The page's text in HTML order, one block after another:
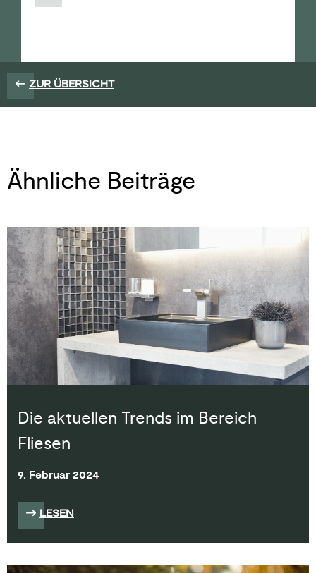
ZUR ÜBERSICHT
Ähnliche Beiträge
Die aktuellen Trends im Bereich
Fliesen
9. Februar 2024
LESEN